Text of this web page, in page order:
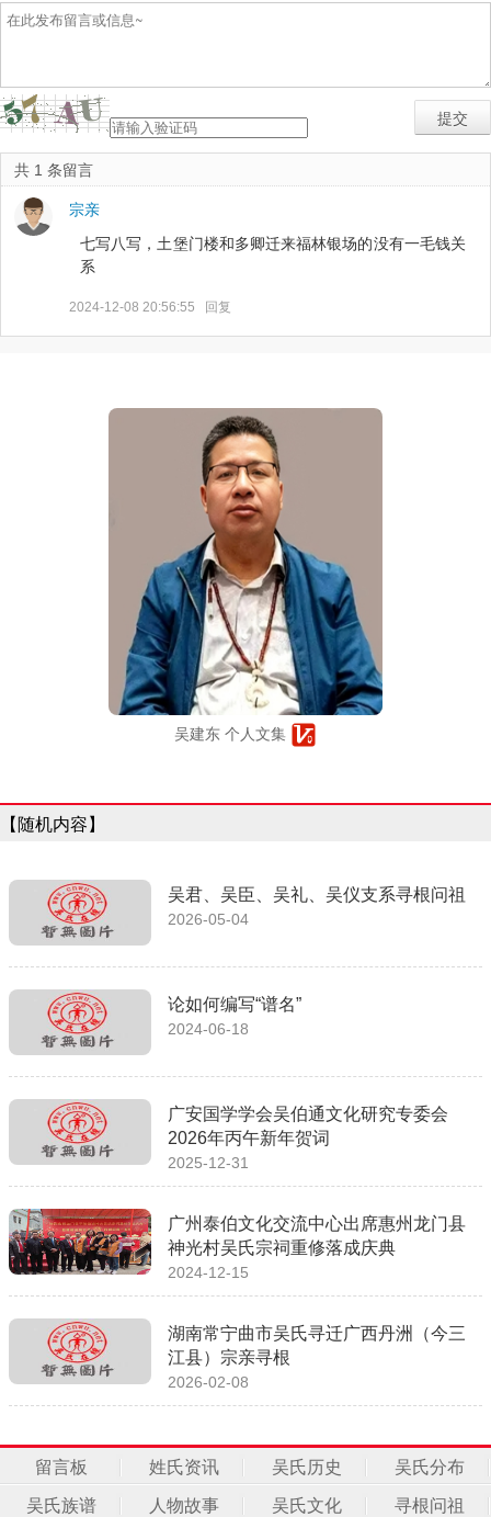
共 1 条留言
宗亲
七写八写，土堡门楼和多卿迁来福林银场的没有一毛钱关
系
2024-12-08 20:56:55 回复
吴建东 个人文集
【随机内容】
吴君、吴臣、吴礼、吴仪支系寻根问祖
2026-05-04
论如何编写“谱名”
2024-06-18
广安国学学会吴伯通文化研究专委会
2026年丙午新年贺词
2025-12-31
广州泰伯文化交流中心出席惠州龙门县
神光村吴氏宗祠重修落成庆典
2024-12-15
湖南常宁曲市吴氏寻迁广西丹洲（今三
江县）宗亲寻根
2026-02-08
留言板 姓氏资讯 吴氏历史 吴氏分布
吴氏族谱 人物故事 吴氏文化 寻根问祖